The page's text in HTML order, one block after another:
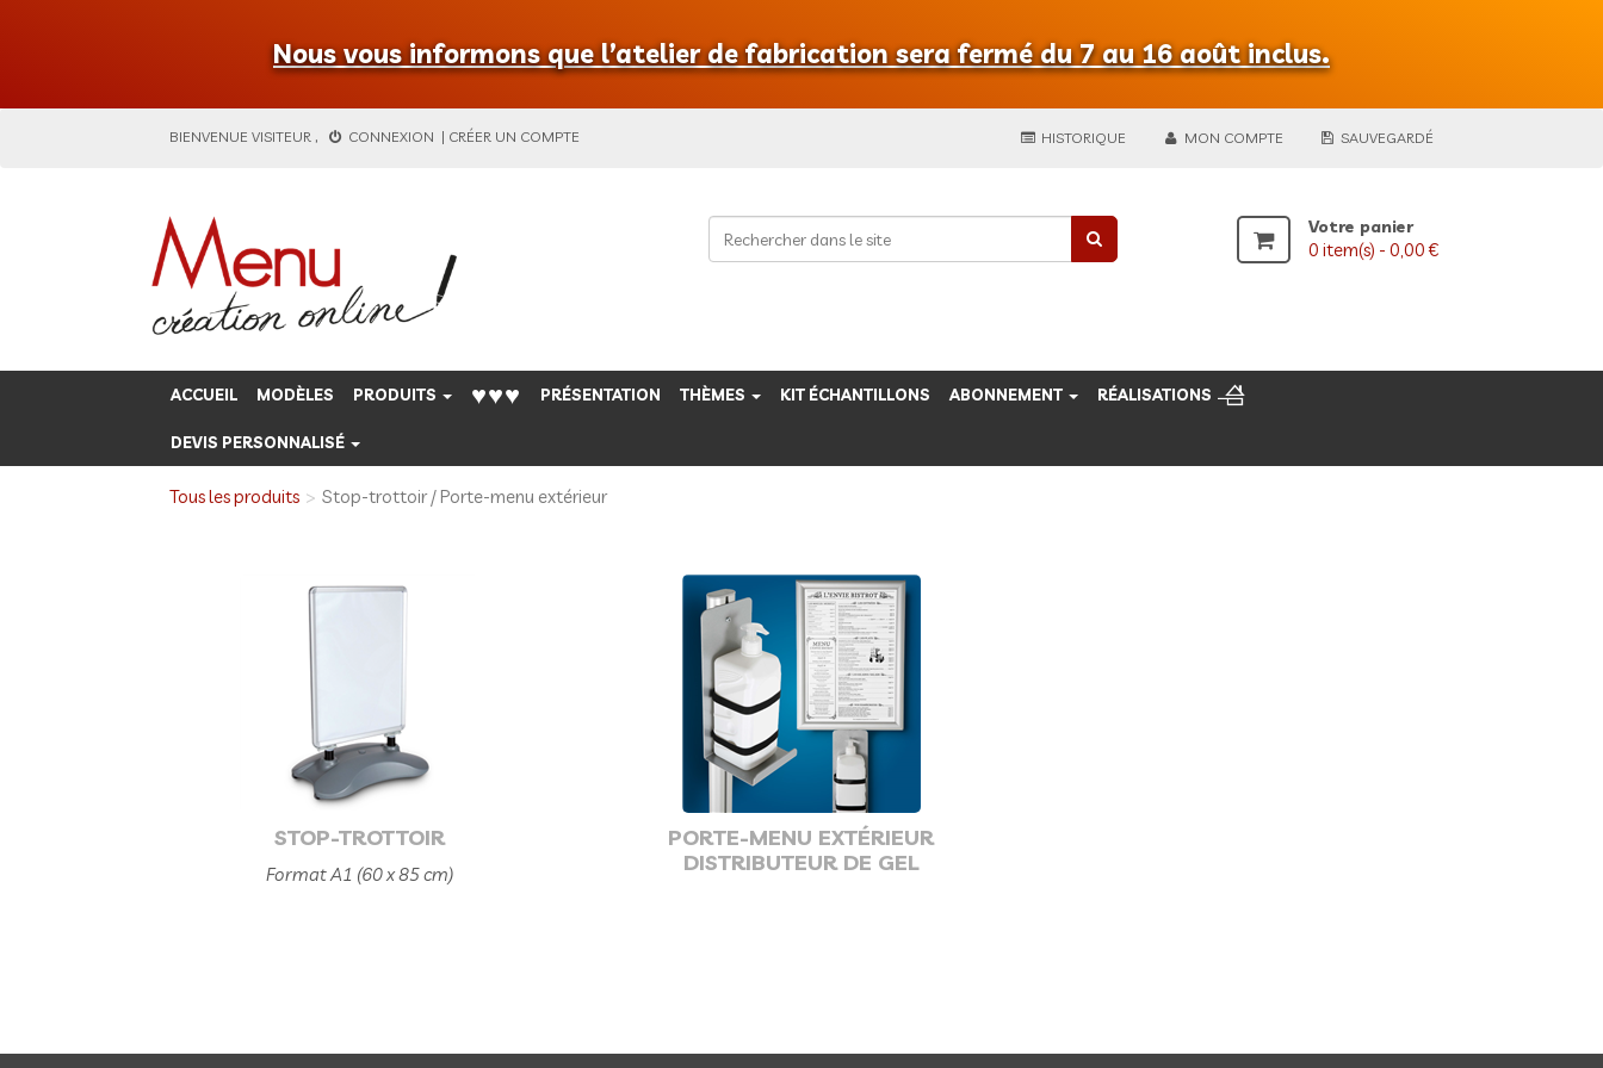
Nous vous informons que l’atelier de fabrication sera fermé du 7 au 16 août inclus.
BIENVENUE VISITEUR , CONNEXION | CRÉER UN COMPTE HISTORIQUE MON COMPTE SAUVEGARDÉ
Votre panier
0 item(s) - 0,00 €
ACCUEIL MODÈLES PRODUITS ♥♥♥ PRÉSENTATION THÈMES KIT ÉCHANTILLONS ABONNEMENT RÉALISATIONS
DEVIS PERSONNALISÉ
Tous les produits Stop-trottoir / Porte-menu extérieur
STOP-TROTTOIR
Format A1 (60 x 85 cm)
PORTE-MENU EXTÉRIEUR
DISTRIBUTEUR DE GEL